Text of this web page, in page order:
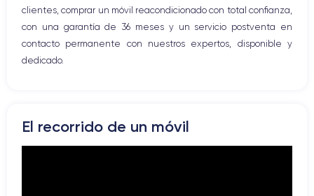
clientes, comprar un móvil reacondicionado con total confianza,
con una garantía de 36 meses y un servicio postventa en
contacto permanente con nuestros expertos, disponible y
dedicado.
El recorrido de un móvil